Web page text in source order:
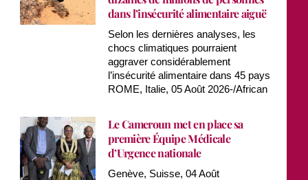
dans l’insécurité alimentaire aiguë
Selon les dernières analyses, les
chocs climatiques pourraient
aggraver considérablement
l’insécurité alimentaire dans 45 pays
ROME, Italie, 05 Août 2026-/African
Le Cameroun met en place sa
première Équipe Médicale
d’Urgence nationale
Genève, Suisse, 04 Août